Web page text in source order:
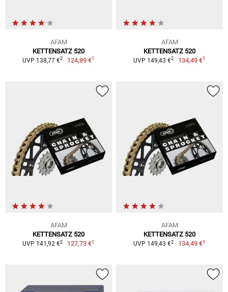
AFAM
KETTENSATZ 520
UVP 138,77 €2 124,89 €1
AFAM
KETTENSATZ 520
UVP 149,43 €2 134,49 €1
AFAM
KETTENSATZ 520
UVP 141,92 €2 127,73 €1
AFAM
KETTENSATZ 520
UVP 149,43 €2 134,49 €1